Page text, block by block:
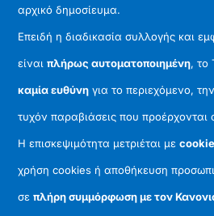
αρχικό δημοσίευμα.
Επειδή η διαδικασία συλλογής και
είναιπλήρως αυτοματοποιημένη, το
καμία ευθύνη για το περιεχόμενο,
τυχόν παραβιάσεις που προέρχονται
Η επισκεψιμότητα μετριέται με
χρήση cookies ή αποθήκευση
σεπλήρη συμμόρφωση με τον